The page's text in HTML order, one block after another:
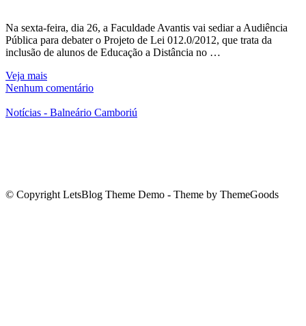
Na sexta-feira, dia 26, a Faculdade Avantis vai sediar a Audiência
Pública para debater o Projeto de Lei 012.0/2012, que trata da
inclusão de alunos de Educação a Distância no …
Veja mais
Nenhum comentário
Notícias - Balneário Camboriú
© Copyright LetsBlog Theme Demo - Theme by ThemeGoods